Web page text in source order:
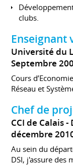
clubs.
Enseignant
Université du
Septembre
Cours
Réseau et
Chef de
CCI de Calais
décembre
Au sein du
DSI, j'assure des